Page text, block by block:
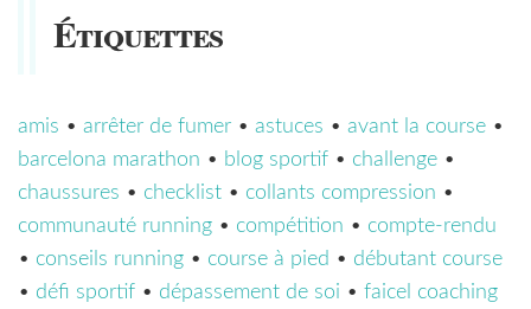
Étiquettes
amis • arrêter de fumer • astuces • avant la course •
barcelona marathon • blog sportif • challenge •
chaussures • checklist • collants compression •
communauté running • compétition • compte-rendu
• conseils running • course à pied • débutant course
• défi sportif • dépassement de soi • faicel coaching